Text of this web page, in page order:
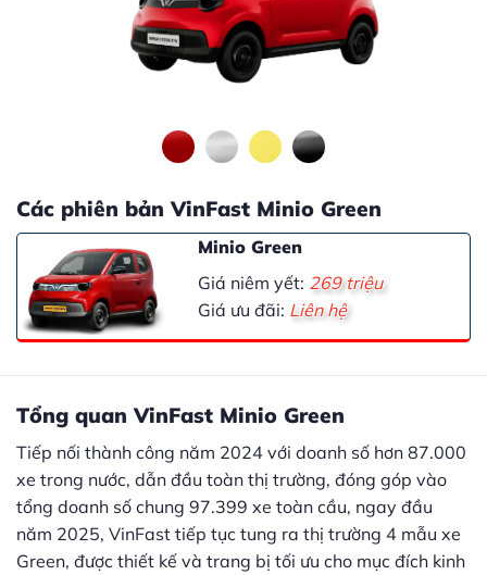
Các phiên bản VinFast Minio Green
Minio Green
Giá niêm yết: 269 triệu
Giá ưu đãi: Liên hệ
Tổng quan VinFast Minio Green
Tiếp nối thành công năm 2024 với doanh số hơn 87.000
xe trong nước, dẫn đầu toàn thị trường, đóng góp vào
tổng doanh số chung 97.399 xe toàn cầu, ngay đầu
năm 2025, VinFast tiếp tục tung ra thị trường 4 mẫu xe
Green, được thiết kế và trang bị tối ưu cho mục đích kinh